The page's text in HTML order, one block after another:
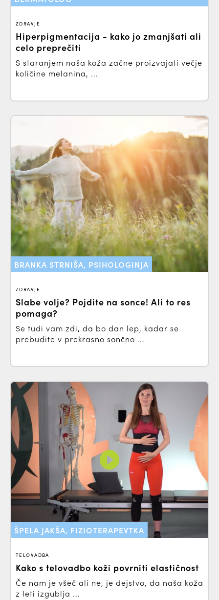
ZDRAVJE
Hiperpigmentacija - kako jo zmanjšati ali
celo preprečiti
S staranjem naša koža začne proizvajati večje
količine melanina, ...
BRANKA STRNIŠA, PSIHOLOGINJA
ZDRAVJE
Slabe volje? Pojdite na sonce! Ali to res
pomaga?
Se tudi vam zdi, da bo dan lep, kadar se
prebudite v prekrasno sončno ...
ŠPELA JAKŠA, FIZIOTERAPEVTKA
TELOVADBA
Kako s telovadbo koži povrniti elastičnost
Če nam je všeč ali ne, je dejstvo, da naša koža
z leti izgublja ...